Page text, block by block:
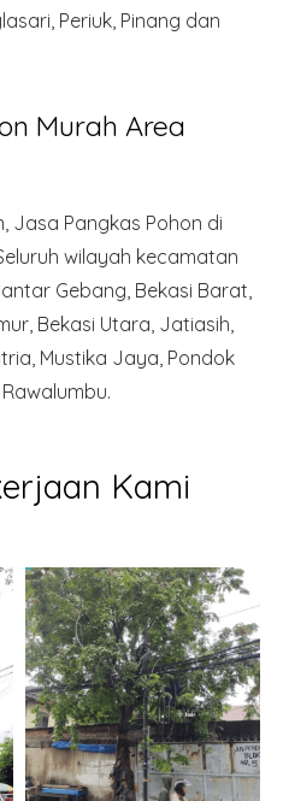
Periuk, Pinang dan
Murah Area
Jasa Pangkas Pohon di
wilayah kecamatan
Gebang, Bekasi Barat,
Bekasi Utara, Jatiasih,
Mustika Jaya, Pondok
Kami